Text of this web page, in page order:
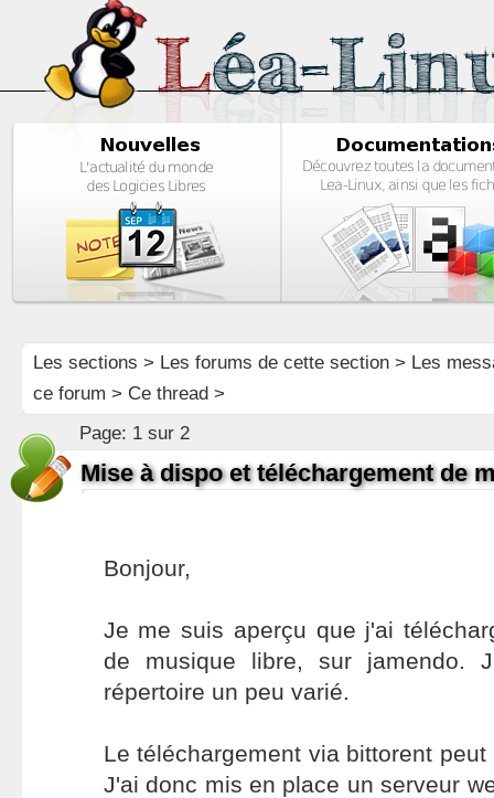
Les sections > Les forums de cette section> Les
ce forum > Ce thread >
Page: 1 sur 2
Mise à dispo et téléchargement de
Bonjour,
Je me suis aperçu que j'ai
de musique libre, sur jamendo.
répertoire un peu varié.
Le téléchargement via bittorent
J'ai donc mis en place un serveur